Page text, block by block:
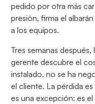
pedido por otra más
presión, firma el
a los equipos.
Tres semanas
gerente descubre el
instalado, no se ha
el cliente. La pérdida
es una excepción: es el